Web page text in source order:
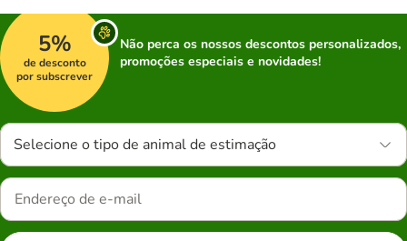
5%
de desconto
por subscrever
Não perca os nossos descontos personalizados,
promoções especiais e novidades!
Selecione o tipo de animal de estimação